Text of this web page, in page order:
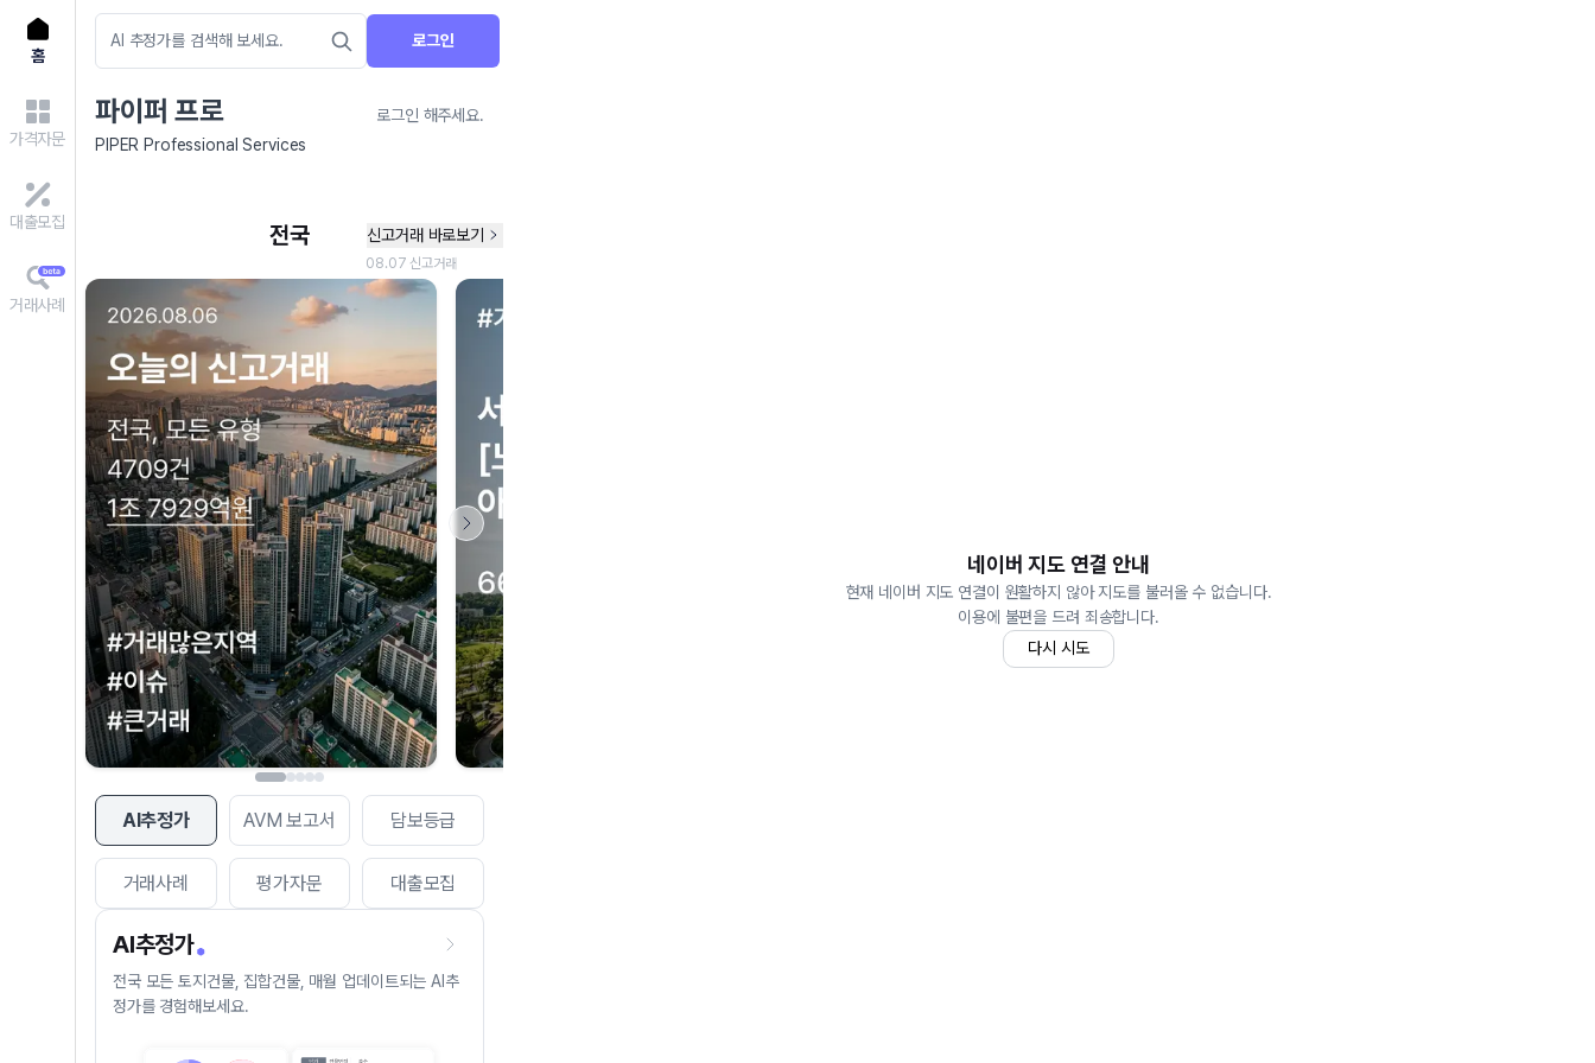
홈
가격자문
대출모집
거래사례
로그인
파이퍼 프로
로그인 해주세요.
PIPER Professional Services
AI추정가 AVM 보고서 담보등급
거래사례 평가자문 대출모집
AI추정가
전국 모든 토지건물, 집합건물, 매월 업데이트되는 AI추
정가를 경험해보세요.
네이버 지도 연결 안내
현재 네이버 지도 연결이 원활하지 않아 지도를 불러올 수 없습니다.
이용에 불편을 드려 죄송합니다.
다시 시도